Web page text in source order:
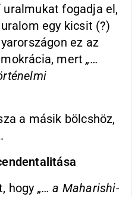
uralmukat fogadja el,
egy kicsit (?)
ez az
mert„…
a másik bölcshöz,
hogy „… a Maharishi-